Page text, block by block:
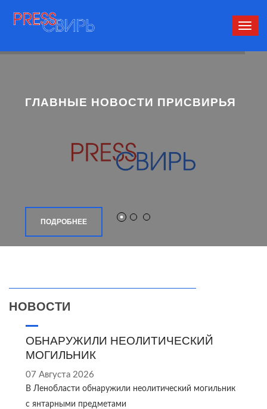
ГЛАВНЫЕ НОВОСТИ ПРИСВИРЬЯ
ПОДРОБНЕЕ
НОВОСТИ
ОБНАРУЖИЛИ НЕОЛИТИЧЕСКИЙ
МОГИЛЬНИК
07 Августа 2026
В Ленобласти обнаружили неолитический могильник
с янтарными предметами